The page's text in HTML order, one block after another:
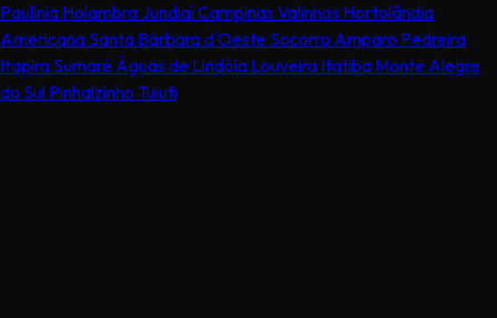
Paulínia Holambra JundiaíCampinas Valinhos Hortolândia
Americana Santa Bárbara d'Oeste Socorro Amparo Pedreira
Itapira Sumaré Águas de Lindóia Louveira Itatiba Monte Alegre
do Sul Pinhalzinho Tuiuti